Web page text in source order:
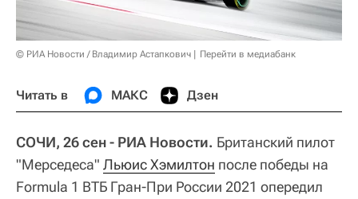
© РИА Новости / Владимир Астапкович Перейти в медиабанк
Читать в МАКС Дзен
СОЧИ, 26 сен - РИА Новости. Британский пилот
"Мерседеса" Льюис Хэмилтон после победы на
Formula 1 ВТБ Гран-При России 2021 опередил